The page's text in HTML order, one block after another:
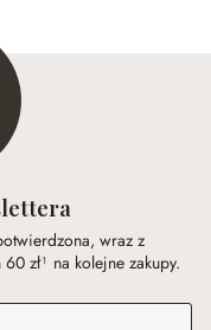
wraz z
zł¹ na kolejne zakupy.